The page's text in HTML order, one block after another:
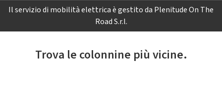
Il servizio di mobilità elettrica è gestito da Plenitude On The
Road S.r.l.
Trova le colonnine più vicine.